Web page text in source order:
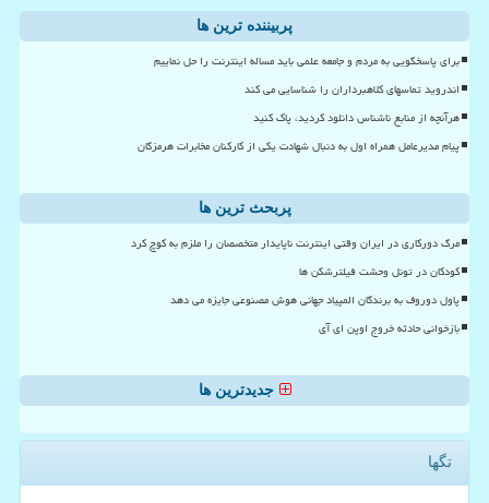
پربیننده ترین ها
برای پاسخگویی به مردم و جامعه علمی باید مساله اینترنت را حل نماییم
اندروید تماسهای کلاهبرداران را شناسایی می کند
هرآنچه از منابع ناشناس دانلود کردید، پاک کنید
پیام مدیرعامل همراه اول به دنبال شهادت یکی از کارکنان مخابرات هرمزگان
پربحث ترین ها
مرگ دورکاری در ایران وقتی اینترنت ناپایدار متخصصان را ملزم به کوچ کرد
کودکان در تونل وحشت فیلترشکن ها
پاول دوروف به برندگان المپیاد جهانی هوش مصنوعی جایزه می دهد
بازخوانی حادثه خروج اوپن ای آی
جدیدترین ها
تگها